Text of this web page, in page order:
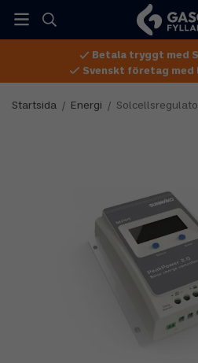
Betala tryggt med
Svenskt företag med
Startsida / Energi /